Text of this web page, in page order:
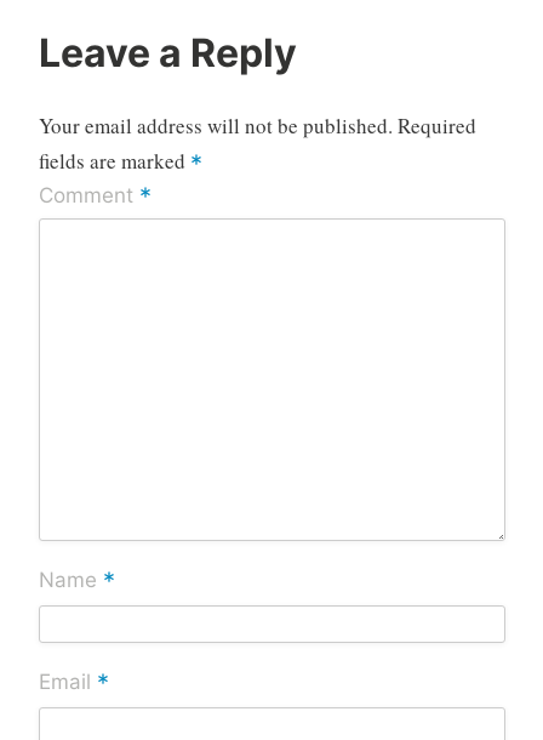
Leave a Reply
Your email address will not be published. Required
fields are marked *
Comment *
Name *
Email *